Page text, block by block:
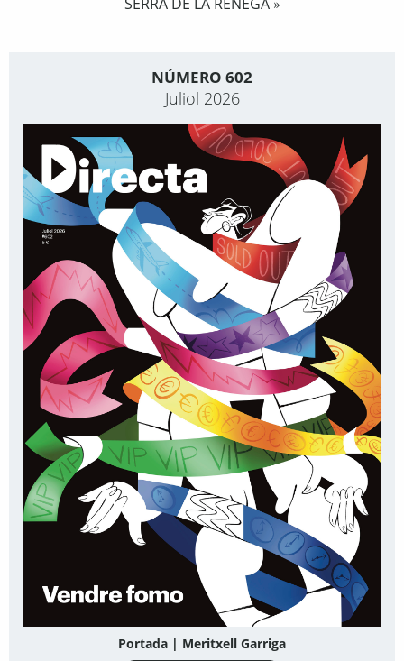
»
NÚMERO 602
Juliol 2026
Portada | Meritxell Garriga